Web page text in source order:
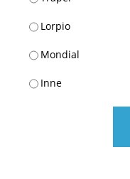
Lorpio
Mondial
Inne